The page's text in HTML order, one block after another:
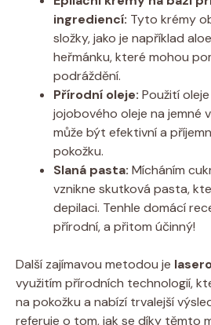
ingrediencí: Tyto krémy
složky, jako je například
heřmánku, které mohou
podráždění.
Přírodní oleje: Použití
jojobového oleje na jemné
může být efektivní a
pokožku.
Slaná pasta: Mícháním
vznikne skutková pasta,
depilaci. Tenhle domácí
přírodní, a přitom účinný!
Další zajímavou metodou je
využitím přírodních technologií,
na pokožku a nabízí trvalejší
referuje o tom, jak se díky těmto